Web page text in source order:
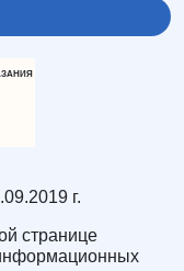
г.
странице